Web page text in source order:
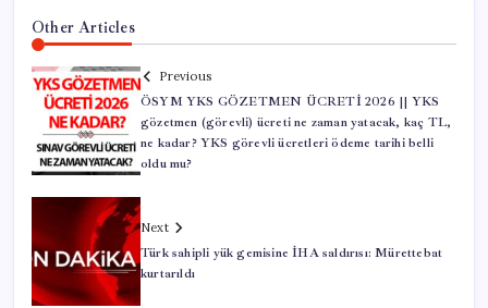
Other Articles
Previous
ÖSYM YKS GÖZETMEN ÜCRETİ 2026 || YKS
gözetmen (görevli) ücreti ne zaman yatacak, kaç TL,
ne kadar? YKS görevli ücretleri ödeme tarihi belli
oldu mu?
Next
Türk sahipli yük gemisine İHA saldırısı: Mürettebat
kurtarıldı